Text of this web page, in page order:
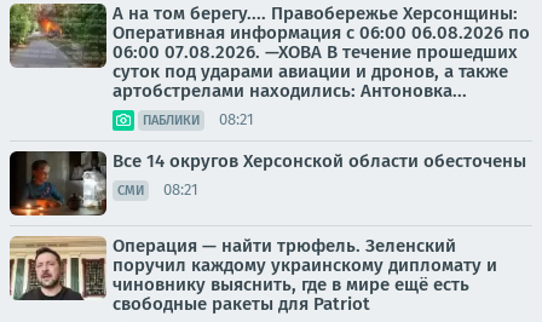
А на том берегу.... Правобережье Херсонщины:
Оперативная информация с 06:00 06.08.2026 по
06:00 07.08.2026. —ХОВА В течение прошедших
суток под ударами авиации и дронов, а также
артобстрелами находились: Антоновка...
ПАБЛИКИ 08:21
Все 14 округов Херсонской области обесточены
СМИ 08:21
Операция — найти трюфель. Зеленский
поручил каждому украинскому дипломату и
чиновнику выяснить, где в мире ещё есть
свободные ракеты для Patriot